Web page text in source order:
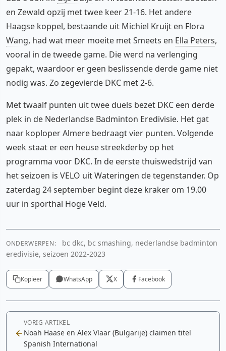
en Zewald opzij met twee keer 21-16. Het andere
Haagse koppel, bestaande uit Michiel Kruijt en Flora
Wang, had wat meer moeite met Smeets en Ella Peters,
vooral in de tweede game. Die werd na verlenging
gepakt, waardoor er geen beslissende derde game niet
nodig was. Zo zegevierde DKC met 2-6.
Met twaalf punten uit twee duels bezet DKC een derde
plek in de Nederlandse Badminton Eredivisie. Het gat
naar koploper Almere bedraagt vier punten. Volgende
week staat er een heuse streekderby op het
programma voor DKC. In de eerste thuiswedstrijd van
het seizoen is VELO uit Wateringen de tegenstander. Op
zaterdag 24 september begint deze kraker om 19.00
uur in sporthal Hoge Veld.
ONDERWERPEN:
bc dkc, bc smashing, nederlandse badminton
eredivisie, seizoen 2022-2023
Kopieer WhatsApp X Facebook
VORIG ARTIKEL
Noah Haase en Alex Vlaar (Bulgarije) claimen titel
Spanish International